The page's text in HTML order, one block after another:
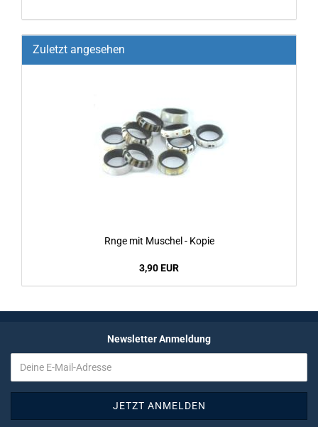
Zuletzt angesehen
Rnge mit Mu­schel - Kopie
3,90 EUR
Newsletter Anmeldung